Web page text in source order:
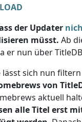
der Updater
müsst. Ab
er nun über
lässt sich nun
von
aktuell
alle Titel erst